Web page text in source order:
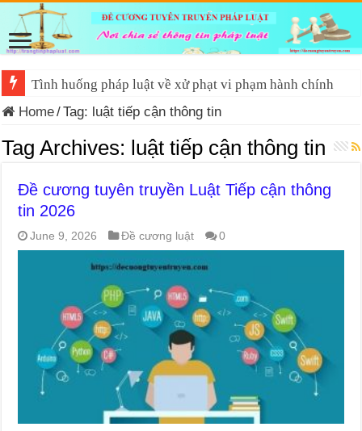
Tình huống pháp luật về xử phạt vi phạm hành chính
Home/Tag: luật tiếp cận thông tin
Tag Archives: luật tiếp cận thông tin
Đề cương tuyên truyền Luật Tiếp cận thông
tin 2026
June 9, 2026 Đề cương luật 0